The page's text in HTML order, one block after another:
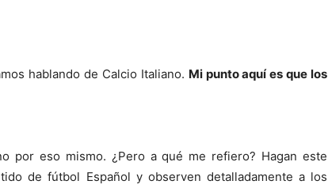
hablando de Calcio Italiano. Mi punto aquí es que los
por eso mismo. ¿Pero a qué me refiero? Hagan este
de fútbol Español y observen detalladamente a los